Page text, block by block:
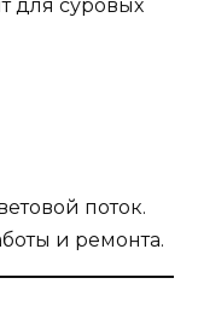
для суровых
поток.
и ремонта.